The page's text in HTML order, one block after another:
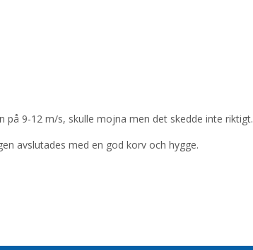
på 9-12 m/s, skulle mojna men det skedde inte riktigt.
avslutades med en god korv och hygge.